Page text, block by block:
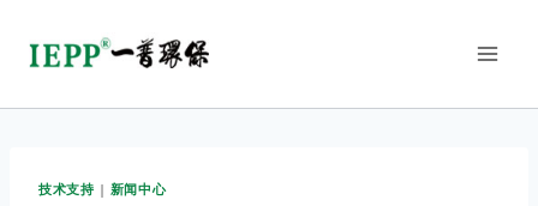
技术支持 | 新闻中心